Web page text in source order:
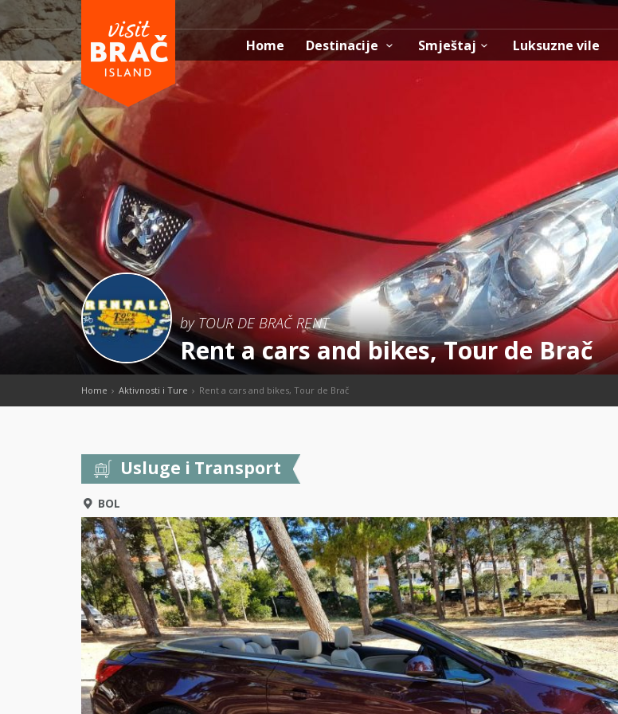
Home Destinacije Smještaj Luksuzne vile
by TOUR DE BRAČ RENT
Rent a cars and bikes, Tour de Brač
Home Aktivnosti i Ture Rent a cars and bikes, Tour de Brač
Usluge i Transport
BOL